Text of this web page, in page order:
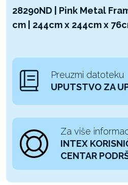
28290ND | Pink Metal
cm | 244cm x 244cm x
Preuzmi datoteku
UPUTSTVO ZA
Za više
INTEX
CENTAR